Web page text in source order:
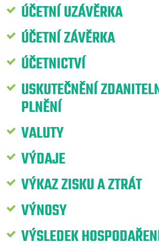
ÚČETNÍ UZÁVĚRKA
ÚČETNÍ ZÁVĚRKA
ÚČETNICTVÍ
USKUTEČNĚNÍ
PLNĚNÍ
VALUTY
VÝDAJE
VÝKAZ ZISKU A ZTRÁT
VÝNOSY
VÝSLEDEK